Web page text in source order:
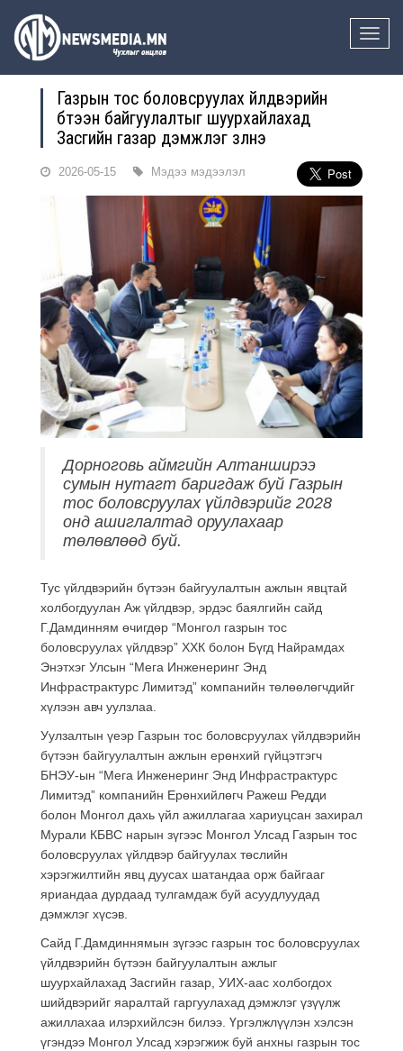
Toggle
Газрын тос боловсруулах үйлдвэрийн
бүтээн байгуулалтыг шуурхайлахад
Засгийн газар дэмжлэг үзүүлнэ
2026-05-15 Мэдээ мэдээлэл
Дорноговь аймгийн Алтанширээ
сумын нутагт баригдаж буй Газрын
тос боловсруулах үйлдвэрийг 2028
онд ашиглалтад оруулахаар
төлөвлөөд буй.
Тус үйлдвэрийн бүтээн байгуулалтын ажлын явцтай
холбогдуулан Аж үйлдвэр, эрдэс баялгийн сайд
Г.Дамдинням өчигдөр “Монгол газрын тос
боловсруулах үйлдвэр” ХХК болон Бүгд Найрамдах
Энэтхэг Улсын “Мега Инженеринг Энд
Инфрастрактурс Лимитэд” компанийн төлөөлөгчдийг
хүлээн авч уулзлаа.
Уулзалтын үеэр Газрын тос боловсруулах үйлдвэрийн
бүтээн байгуулалтын ажлын ерөнхий гүйцэтгэгч
БНЭУ-ын “Мега Инженеринг Энд Инфрастрактурс
Лимитэд” компанийн Ерөнхийлөгч Ражеш Редди
болон Монгол дахь үйл ажиллагаа хариуцсан захирал
Мурали КБВС нарын зүгээс Монгол Улсад Газрын тос
боловсруулах үйлдвэр байгуулах төслийн
хэрэгжилтийн явц дуусах шатандаа орж байгааг
яриандаа дурдаад тулгамдаж буй асуудлуудад
дэмжлэг хүсэв.
Сайд Г.Дамдиннямын зүгээс газрын тос боловсруулах
үйлдвэрийн бүтээн байгуулалтын ажлыг
шуурхайлахад Засгийн газар, УИХ-аас холбогдох
шийдвэрийг яаралтай гаргуулахад дэмжлэг үзүүлж
ажиллахаа илэрхийлсэн билээ. Үргэлжлүүлэн хэлсэн
үгэндээ Монгол Улсад хэрэгжиж буй анхны газрын тос